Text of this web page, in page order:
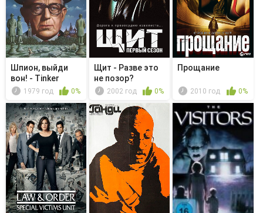
Шпион, выйди
вон! - Tinker
Tailor1979 год 0%
Щит - Разве это
не позор?
2002 год 0%
Прощание
2010 год 0%